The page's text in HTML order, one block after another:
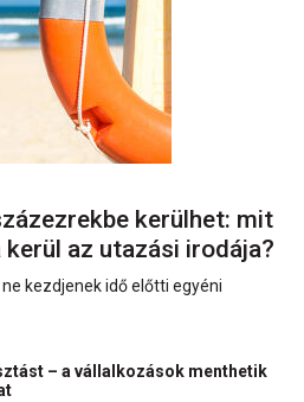
kerülhet: mit
kerül az utazási irodája?
kezdjenek idő előtti egyéni
– a vállalkozások menthetik